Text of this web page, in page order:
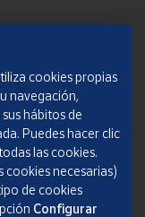
cookies propias
navegación,
hábitos de
Puedes hacer clic
las cookies.
cookies necesarias)
de cookies
Configurar